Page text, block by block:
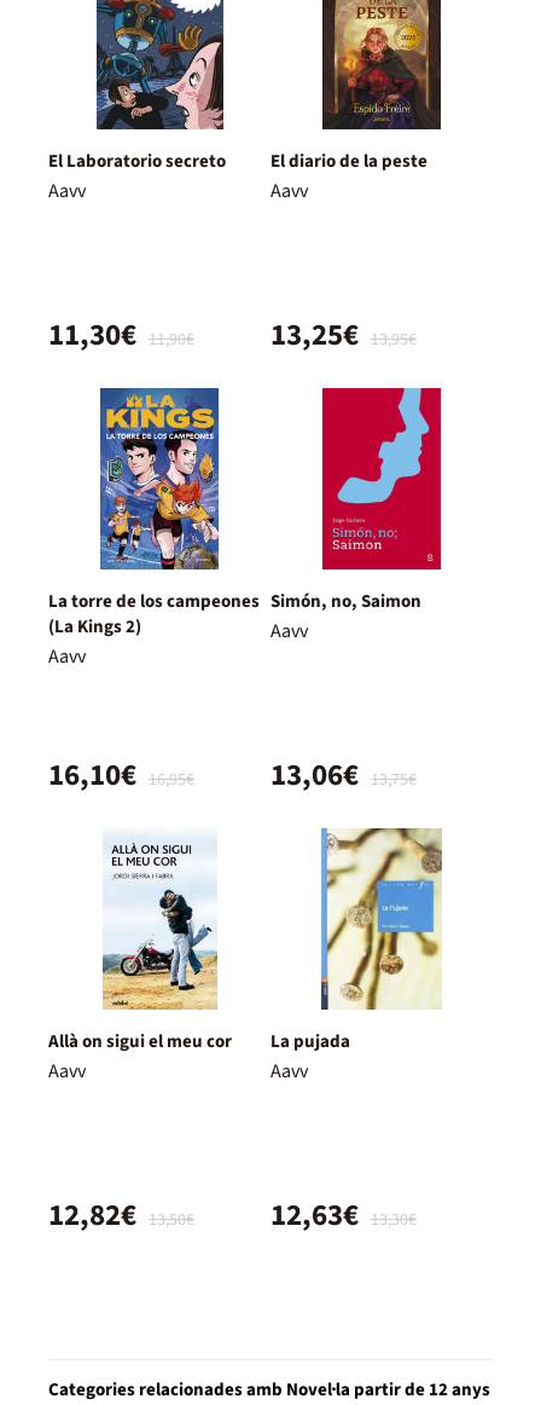
El Laboratorio secreto
Aavv
11,90€
11,30€
El diario de la peste
Aavv
13,95€
13,25€
La torre de los campeones
(La Kings 2)
Aavv
16,95€
16,10€
Simón, no, Saimon
Aavv
13,75€
13,06€
Allà on sigui el meu cor
Aavv
13,50€
12,82€
La pujada
Aavv
13,30€
12,63€
Categories relacionades amb Novel·la partir de 12 anys